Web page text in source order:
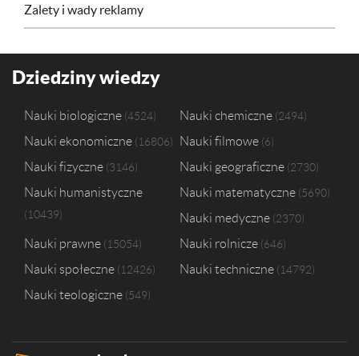
Zalety i wady reklamy
Dziedziny wiedzy
Nauki biologiczne 4524 Nauki chemiczne 2494
Nauki ekonomiczne 16806 Nauki filmowe 6
Nauki fizyczne 3146 Nauki geograficzne 2730
Nauki humanistyczne
10439
Nauki matematyczne 5690
Nauki medyczne 2370
Nauki prawne 15054 Nauki rolnicze 646
Nauki społeczne 12426 Nauki techniczne 14792
Nauki teologiczne 549